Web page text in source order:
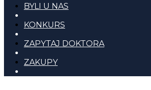
BYLI U NAS
KONKURS
ZAPYTAJ DOKTORA
ZAKUPY